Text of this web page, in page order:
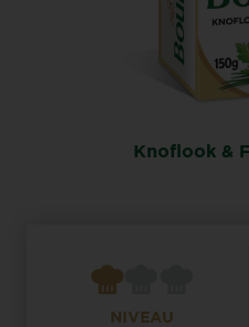
Knoflook &
NIVEAU